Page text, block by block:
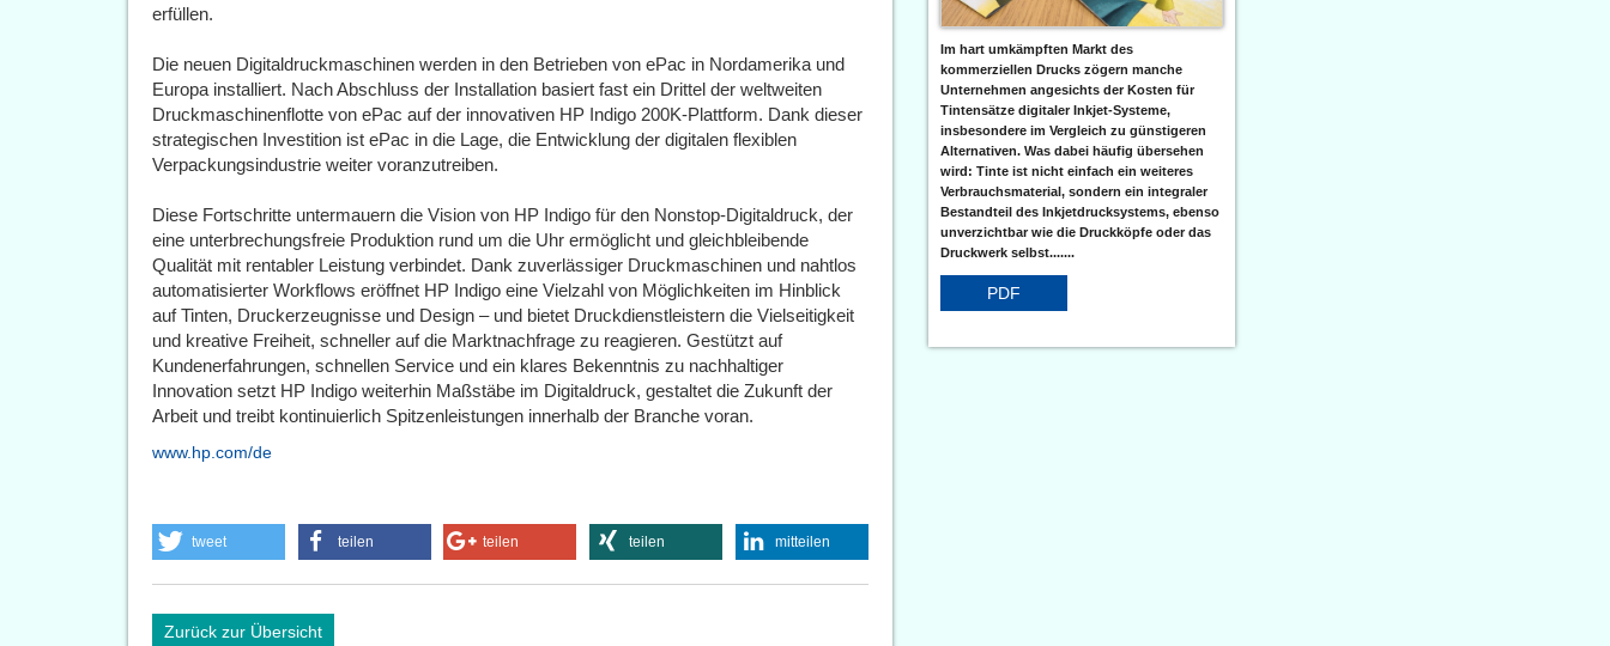
erfüllen.
Die neuen Digitaldruckmaschinen werden in den Betrieben von ePac in Nordamerika und
Europa installiert. Nach Abschluss der Installation basiert fast ein Drittel der weltweiten
Druckmaschinenflotte von ePac auf der innovativen HP Indigo 200K-Plattform. Dank dieser
strategischen Investition ist ePac in die Lage, die Entwicklung der digitalen flexiblen
Verpackungsindustrie weiter voranzutreiben.
Diese Fortschritte untermauern die Vision von HP Indigo für den Nonstop-Digitaldruck, der
eine unterbrechungsfreie Produktion rund um die Uhr ermöglicht und gleichbleibende
Qualität mit rentabler Leistung verbindet. Dank zuverlässiger Druckmaschinen und nahtlos
automatisierter Workflows eröffnet HP Indigo eine Vielzahl von Möglichkeiten im Hinblick
auf Tinten, Druckerzeugnisse und Design – und bietet Druckdienstleistern die Vielseitigkeit
und kreative Freiheit, schneller auf die Marktnachfrage zu reagieren. Gestützt auf
Kundenerfahrungen, schnellen Service und ein klares Bekenntnis zu nachhaltiger
Innovation setzt HP Indigo weiterhin Maßstäbe im Digitaldruck, gestaltet die Zukunft der
Arbeit und treibt kontinuierlich Spitzenleistungen innerhalb der Branche voran.
www.hp.com/de
tweet teilen teilen teilen mitteilen
Zurück zur Übersicht
Im hart umkämpften Markt des
kommerziellen Drucks zögern manche
Unternehmen angesichts der Kosten für
Tintensätze digitaler Inkjet-Systeme,
insbesondere im Vergleich zu günstigeren
Alternativen. Was dabei häufig übersehen
wird: Tinte ist nicht einfach ein weiteres
Verbrauchsmaterial, sondern ein integraler
Bestandteil des Inkjetdrucksystems, ebenso
unverzichtbar wie die Druckköpfe oder das
Druckwerk selbst.......
PDF